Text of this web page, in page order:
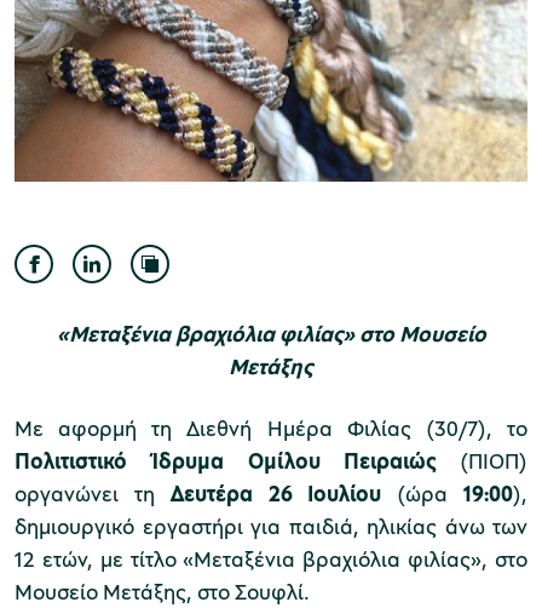
Μουσείο Ελιάς και Ελληνικού Λαδιού
Μουσείο Βιομηχανικής Ελαιουργίας
Μουσείο Πλινθοκεραμοποιίας N. & Σ.
Τσαλαπάτα
«Μεταξένια βραχιόλια φιλίας» στο Μουσείο
Μετάξης
Με αφορμή τη Διεθνή Ημέρα Φιλίας (30/7), το
Πολιτιστικό Ίδρυμα Ομίλου Πειραιώς (ΠΙΟΠ)
οργανώνει τηΔευτέρα 26 Ιουλίου (ώρα19:00),
δημιουργικό εργαστήρι για παιδιά, ηλικίας άνω των
12 ετών, με τίτλο «Μεταξένια βραχιόλια φιλίας», στο
Μουσείο Μετάξης, στο Σουφλί.